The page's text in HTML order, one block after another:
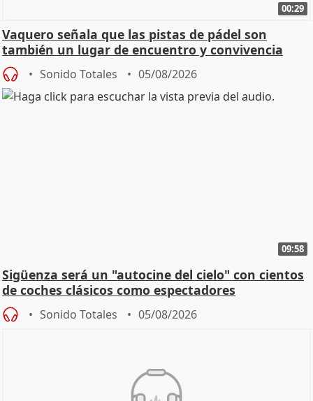
00:29
Vaquero señala que las pistas de pádel son
también un lugar de encuentro y convivencia
Sonido Totales 05/08/2026
09:58
Sigüenza será un "autocine del cielo" con cientos
de coches clásicos como espectadores
Sonido Totales 05/08/2026